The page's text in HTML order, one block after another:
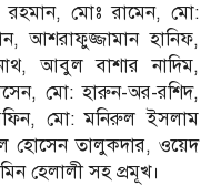
মোঃ রামেন, মো:
আশরাফুজ্জামান হানিফ,
আবুল বাশার নাদিম,
মো: হারুন-অর-রশিদ,
মো: মনিরুল ইসলাম
হোসেন তালুকদার, ওয়েদ
হেলালী সহ প্রমূখ।